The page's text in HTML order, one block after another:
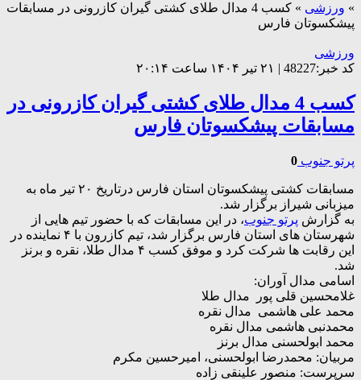
» ورزشی »
کسب 4 مدال طلای کشتی گیران کازرونی در مسابقات
پیشکسوتان فارس
ورزشی
کد خبر:48227 | ۲۱ تیر ۱۴۰۴ ساعت ۲۰:۱۴
کسب 4 مدال طلای کشتی گیران کازرونی در
مسابقات پیشکسوتان فارس
پرتو جنوب 0
مسابقات کشتی پیشکسوتان استان فارس درتاریخ ٢٠ تیر ماه به
میزبانی شیراز برگزار شد.
به گزارش پرتو جنوب، در این مسابقات که با حضور تیم هایی از
شهرستان های استان فارس برگزار شد، تیم کازرون با ۴ نماینده در
این رقابت ها شرکت کرد و موفق کسب ۴ مدال طلا، نقره و برنز
شد.
اسامی مدال آوران:
غلامحسین قلی پور مدال طلا
محمد علی هاشمی مدال نقره
محمدنبی هاشمی مدال نقره
محمد ابولحسنی مدال برنز
مربیان: محمدرضا ابولحسنی، امیرحسین مکرم
سرپرست: منصور علینقی زاده